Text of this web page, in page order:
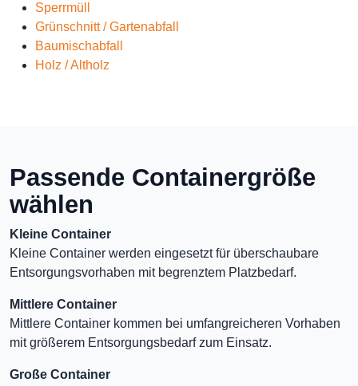
Sperrmüll
Grünschnitt / Gartenabfall
Baumischabfall
Holz / Altholz
Passende Containergröße
wählen
Kleine Container
Kleine Container werden eingesetzt für überschaubare
Entsorgungsvorhaben mit begrenztem Platzbedarf.
Mittlere Container
Mittlere Container kommen bei umfangreicheren Vorhaben
mit größerem Entsorgungsbedarf zum Einsatz.
Große Container